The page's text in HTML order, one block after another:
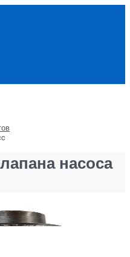
насоса